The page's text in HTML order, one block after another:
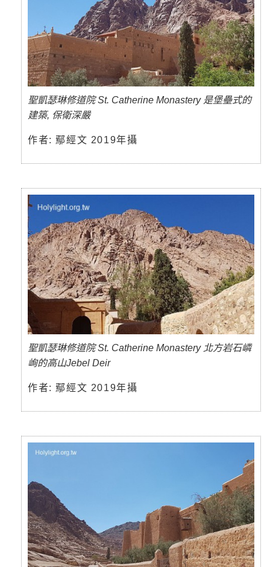
聖凱瑟琳修道院 St. Catherine Monastery 是堡壘式的
建築, 保衛深嚴
作者: 鄢經文 2019年攝
聖凱瑟琳修道院 St. Catherine Monastery 北方岩石嶙
峋的高山Jebel Deir
作者: 鄢經文 2019年攝